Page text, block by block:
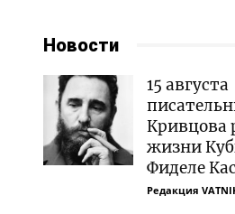
Новости
15 августа
Кривцова
жизни
Фиделе
Редакция